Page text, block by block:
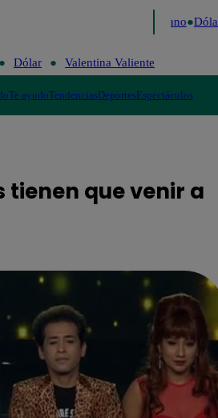
Fútbol peruano Dólar
Dólar Valentina Valiente
Te ayudoTendenciasDeportesEspectáculos
tienen que venir a